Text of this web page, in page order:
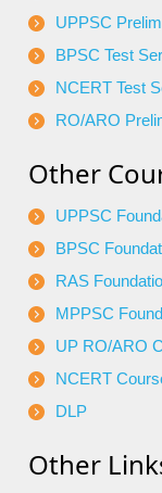
UPPSC
BPSC Test
NCERT Test
RO/ARO
Other
UPPSC
BPSC
RAS
MPPSC
UP RO/ARO
NCERT
DLP
Other